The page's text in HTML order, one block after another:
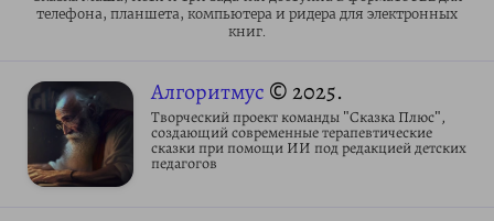
телефона, планшета, компьютера и ридера для электронных
книг.
Алгоритмус © 2025.
Творческий проект команды "Сказка Плюс",
создающий современные терапевтические
сказки при помощи ИИ под редакцией детских
педагогов